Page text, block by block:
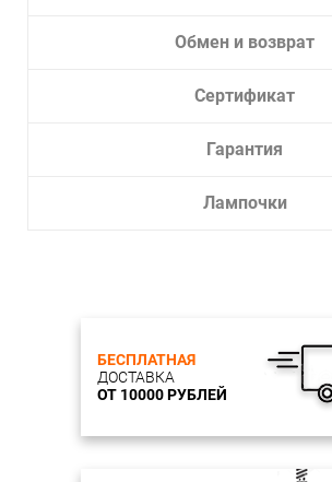
Обмен и возврат
Сертификат
Гарантия
Лампочки
БЕСПЛАТНАЯ
ДОСТАВКА
ОТ 10000 РУБЛЕЙ